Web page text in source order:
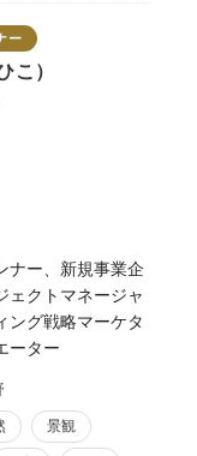
６次商品化」は異
だけでは、地域課
アイデアを採り入れ
ほか、開発後の具体
体的な支援をさせ
ー
こ）
ナー、新規事業企
ェクトマネージャ
ング戦略マーケタ
ーター
景観